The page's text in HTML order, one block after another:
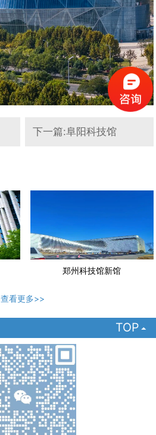
下一篇:阜阳科技馆
郑州科技馆新馆
查看更多>>
TOP